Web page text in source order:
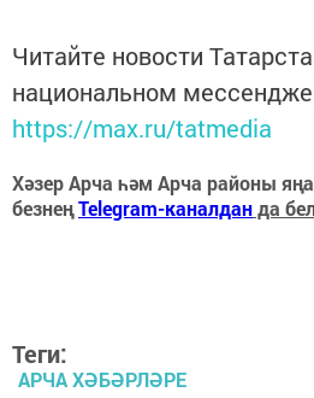
Читайте новости
национальном
https://max.ru/tatmedia
Хәзер Арча һәм Арча районы
безнеңTelegram-каналданда
Теги:
АРЧА ХӘБӘРЛӘРЕ